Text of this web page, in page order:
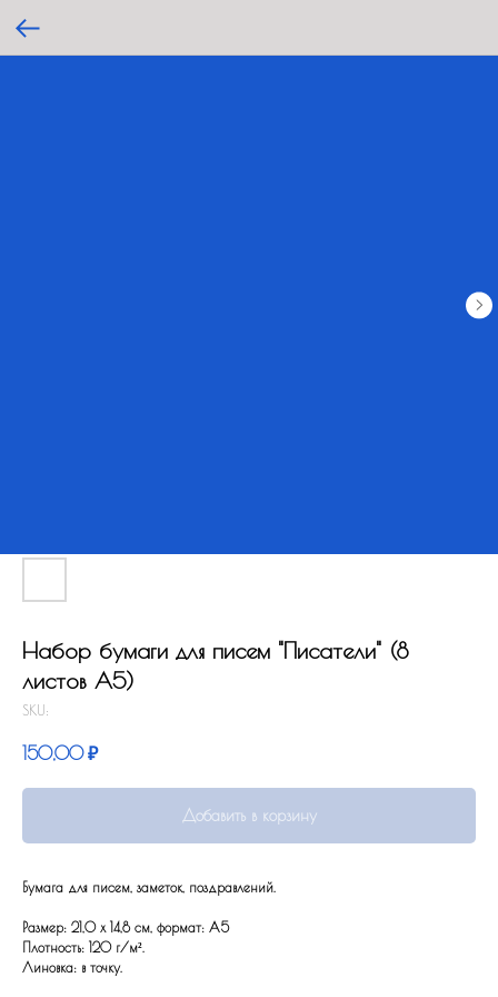
Набор бумаги для писем "Писатели" (8
листов А5)
SKU:
150,00 ₽
Добавить в корзину
Бумага для писем, заметок, поздравлений.
Размер: 21,0 x 14,8 см, формат: А5
Плотность: 120 г/м².
Линовка: в точку.